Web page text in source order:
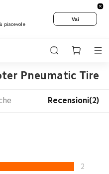
piacevole
Vai
Pneumatic Tire
Recensioni(2)
2